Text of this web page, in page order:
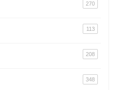
270
113
208
348